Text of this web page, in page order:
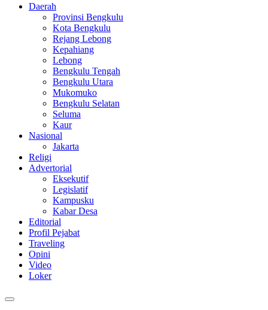
Daerah
Provinsi Bengkulu
Kota Bengkulu
Rejang Lebong
Kepahiang
Lebong
Bengkulu Tengah
Bengkulu Utara
Mukomuko
Bengkulu Selatan
Seluma
Kaur
Nasional
Jakarta
Religi
Advertorial
Eksekutif
Legislatif
Kampusku
Kabar Desa
Editorial
Profil Pejabat
Traveling
Opini
Video
Loker